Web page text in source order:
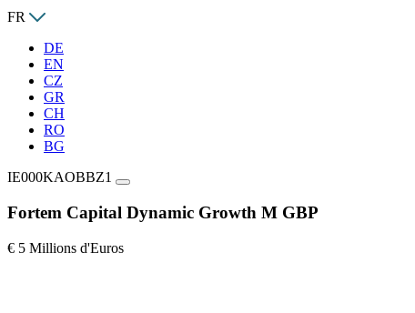
FR
DE
EN
CZ
GR
CH
RO
BG
IE000KAOBBZ1
Fortem Capital Dynamic Growth M GBP
€ 5 Millions d'Euros